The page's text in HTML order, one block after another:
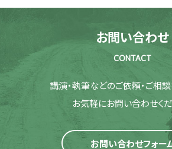
お問い合わせ
CONTACT
講演・執筆などのご依頼・ご相談
お気軽にお問い合わせくだ
お問い合わせフォー